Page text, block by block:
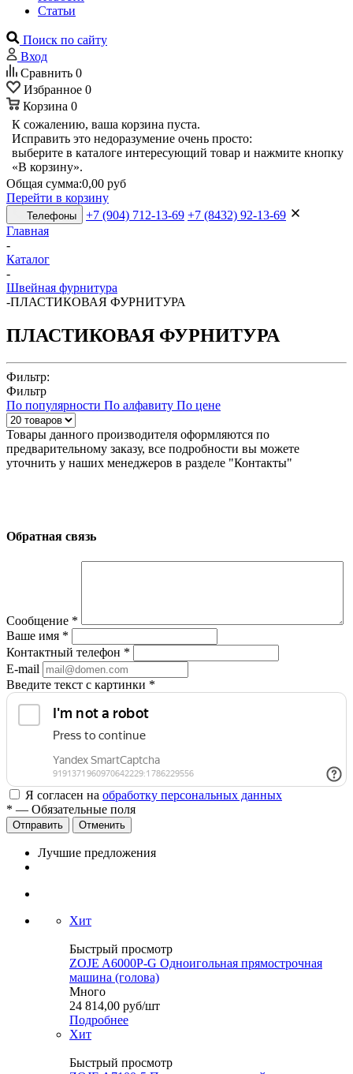
Статьи
Поиск по сайту
Вход
Сравнить 0
Избранное 0
Корзина 0
К сожалению, ваша корзина пуста.
Исправить это недоразумение очень просто:
выберите в каталоге интересующий товар и нажмите кнопку
«В корзину».
Общая сумма:0,00 руб
Перейти в корзину
Телефоны +7 (904) 712-13-69 +7 (8432) 92-13-69
Главная
-
Каталог
-
Швейная фурнитура
-ПЛАСТИКОВАЯ ФУРНИТУРА
ПЛАСТИКОВАЯ ФУРНИТУРА
Фильтр:
Фильтр
По популярности По алфавиту По цене
Товары данного производителя оформляются по
предварительному заказу, все подробности вы можете
уточнить у наших менеджеров в разделе "Контакты"
Обратная связь
Сообщение *
Ваше имя *
Контактный телефон *
E-mail
Введите текст с картинки *
Я согласен на обработку персональных данных
* — Обязательные поля
Отменить
Лучшие предложения
Хит
Быстрый просмотр
ZOJE A6000P-G Одноигольная прямострочная
машина (голова)
Много
24 814,00 руб/шт
Подробнее
Хит
Быстрый просмотр